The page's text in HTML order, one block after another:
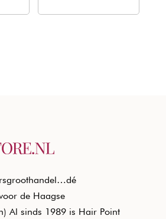
de Haagse
Al sinds 1989 is Hair Point